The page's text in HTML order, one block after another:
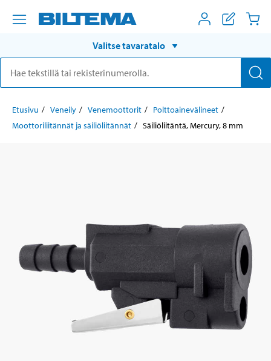
Valitse tavaratalo
Etusivu Veneily Venemoottorit
Polttoainevälineet
Moottoriliitännät ja säiliöliitännät
Säiliöliitäntä, Mercury, 8 mm